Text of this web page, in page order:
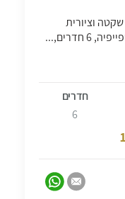
וציורית
חדרים
6